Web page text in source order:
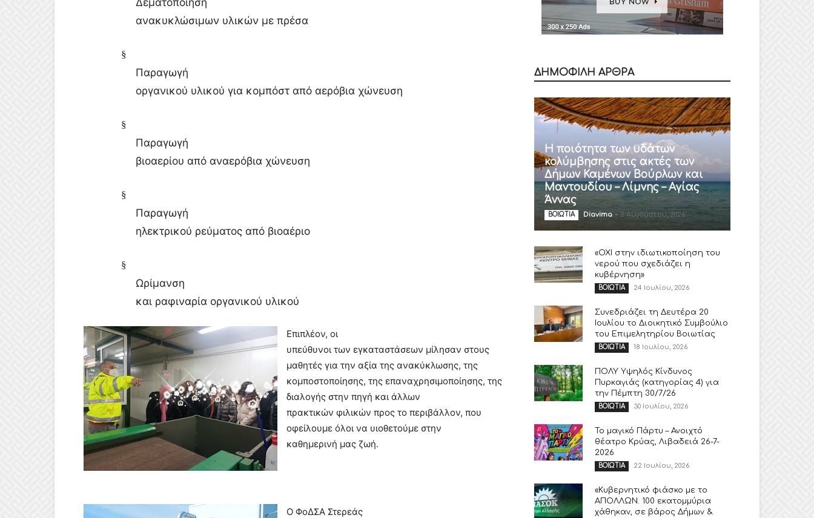
ανακυκλώσιμων υλικών με πρέσα
§
Παραγωγή
οργανικού υλικού για κομπόστ από αερόβια χώνευση
§
Παραγωγή
βιοαερίου από αναερόβια χώνευση
§
Παραγωγή
ηλεκτρικού ρεύματος από βιοαέριο
§
Ωρίμανση
και ραφιναρία οργανικού υλικού
Επιπλέον, οι
υπεύθυνοι των εγκαταστάσεων μίλησαν στους
μαθητές για την αξία της ανακύκλωσης, της
κομποστοποίησης, της επαναχρησιμοποίησης, της
διαλογής στην πηγή και άλλων
πρακτικών φιλικών προς το περιβάλλον, που
οφείλουμε όλοι να υιοθετούμε στην
καθημερινή μας ζωή.
Ο ΦοΔΣΑ Στερεάς
ΔΗΜΟΦΙΛΗ ΑΡΘΡΑ
Η ποιότητα των υδάτων
κολύμβησης στις ακτές των
Δήμων Καμένων Βούρλων και
Μαντουδίου – Λίμνης – Αγίας
Άννας
ΒΟΙΩΤΙΑ Diavima - 2 Αυγούστου, 2026
«ΟΧΙ στην ιδιωτικοποίηση του
νερού που σχεδιάζει η
κυβέρνηση»
ΒΟΙΩΤΙΑ 24 Ιουλίου, 2026
Συνεδριάζει τη Δευτέρα 20
Ιουλίου το Διοικητικό Συμβούλιο
του Επιμελητηρίου Βοιωτίας
ΒΟΙΩΤΙΑ 18 Ιουλίου, 2026
ΠΟΛΥ Υψηλός Κίνδυνος
Πυρκαγιάς (κατηγορίας 4) για
την Πέμπτη 30/7/26
ΒΟΙΩΤΙΑ 30 Ιουλίου, 2026
Το μαγικό Πάρτυ – Ανοιχτό
θέατρο Κρύας, Λιβαδειά 26-7-
2026
ΒΟΙΩΤΙΑ 22 Ιουλίου, 2026
«Κυβερνητικό φιάσκο με το
ΑΠΟΛΛΩΝ. 100 εκατομμύρια
χάθηκαν, σε βάρος Δήμων &